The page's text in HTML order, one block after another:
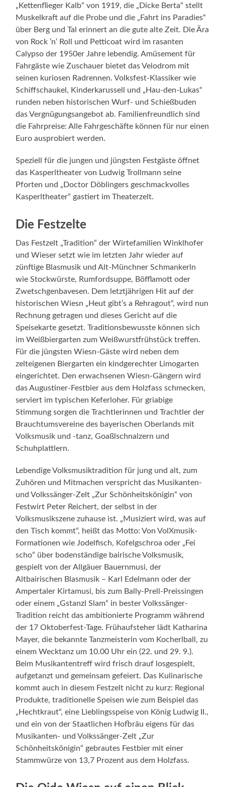
„Kettenflieger Kalb“ von 1919, die „Dicke Berta“ stellt
Muskelkraft auf die Probe und die „Fahrt ins Paradies“
über Berg und Tal erinnert an die gute alte Zeit. Die Ära
von Rock ’n‘ Roll und Petticoat wird im rasanten
Calypso der 1950er Jahre lebendig. Amüsement für
Fahrgäste wie Zuschauer bietet das Velodrom mit
seinen kuriosen Radrennen. Volksfest-Klassiker wie
Schiffschaukel, Kinderkarussell und „Hau-den-Lukas“
runden neben historischen Wurf- und Schießbuden
das Vergnügungsangebot ab. Familienfreundlich sind
die Fahrpreise: Alle Fahrgeschäfte können für nur einen
Euro ausprobiert werden.
Speziell für die jungen und jüngsten Festgäste öffnet
das Kasperltheater von Ludwig Trollmann seine
Pforten und „Doctor Döblingers geschmackvolles
Kasperltheater“ gastiert im Theaterzelt.
Die Festzelte
Das Festzelt „Tradition“ der Wirtefamilien Winklhofer
und Wieser setzt wie im letzten Jahr wieder auf
zünftige Blasmusik und Alt-Münchner Schmankerln
wie Stockwürste, Rumfordsuppe, Böfflamott oder
Zwetschgenbavesen. Dem letztjährigen Hit auf der
historischen Wiesn „Heut gibt’s a Rehragout“, wird nun
Rechnung getragen und dieses Gericht auf die
Speisekarte gesetzt. Traditionsbewusste können sich
im Weißbiergarten zum Weißwurstfrühstück treffen.
Für die jüngsten Wiesn-Gäste wird neben dem
zelteigenen Biergarten ein kindgerechter Limogarten
eingerichtet. Den erwachsenen Wiesn-Gängern wird
das Augustiner-Festbier aus dem Holzfass schmecken,
serviert im typischen Keferloher. Für griabige
Stimmung sorgen die Trachtlerinnen und Trachtler der
Brauchtumsvereine des bayerischen Oberlands mit
Volksmusik und -tanz, Goaßlschnalzern und
Schuhplattlern.
Lebendige Volksmusiktradition für jung und alt, zum
Zuhören und Mitmachen verspricht das Musikanten-
und Volkssänger-Zelt „Zur Schönheitskönigin“ von
Festwirt Peter Reichert, der selbst in der
Volksmusikszene zuhause ist. „Musiziert wird, was auf
den Tisch kommt“, heißt das Motto: Von VolXmusik-
Formationen wie Jodelfisch, Kofelgschroa oder „Fei
scho“ über bodenständige bairische Volksmusik,
gespielt von der Allgäuer Bauernmusi, der
Altbairischen Blasmusik – Karl Edelmann oder der
Ampertaler Kirtamusi, bis zum Bally-Prell-Preissingen
oder einem „Gstanzl Slam“ in bester Volkssänger-
Tradition reicht das ambitionierte Programm während
der 17 Oktoberfest-Tage. Frühaufsteher lädt Katharina
Mayer, die bekannte Tanzmeisterin vom Kocherlball, zu
einem Wecktanz um 10.00 Uhr ein (22. und 29. 9.).
Beim Musikantentreff wird frisch drauf losgespielt,
aufgetanzt und gemeinsam gefeiert. Das Kulinarische
kommt auch in diesem Festzelt nicht zu kurz: Regional
Produkte, traditionelle Speisen wie zum Beispiel das
„Hechtkraut“, eine Lieblingsspeise von König Ludwig II.,
und ein von der Staatlichen Hofbräu eigens für das
Musikanten- und Volkssänger-Zelt „Zur
Schönheitskönigin“ gebrautes Festbier mit einer
Stammwürze von 13,7 Prozent aus dem Holzfass.